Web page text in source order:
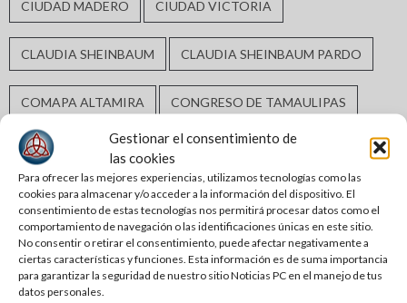
Gestionar el consentimiento de
las cookies
Para ofrecer las mejores experiencias, utilizamos tecnologías como las
cookies para almacenar y/o acceder a la información del dispositivo. El
consentimiento de estas tecnologías nos permitirá procesar datos como el
comportamiento de navegación o las identificaciones únicas en este sitio.
No consentir o retirar el consentimiento, puede afectar negativamente a
ciertas características y funciones. Esta información es de suma importancia
para garantizar la seguridad de nuestro sitio Noticias PC en el manejo de tus
datos personales.
CIUDAD MADERO CIUDAD VICTORIA
CLAUDIA SHEINBAUM CLAUDIA SHEINBAUM PARDO
COMAPA ALTAMIRA CONGRESO DE TAMAULIPAS
DERECHOS HUMANOS
DESARROLLO URBANO ELECCIONES2024
ERASMO GONZÁLEZ ROBLEDO
GABRIEL ARCOS ESPINOSA